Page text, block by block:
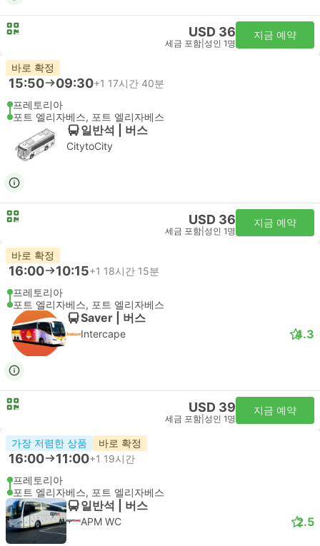
USD 36
세금 포함 성인 1명
지금 예약
바로 확정
15:50 09:30+1 17시간 40분
프레토리아
포트 엘리자베스, 포트 엘리자베스
일반석 | 버스
CitytoCity
USD 36
세금 포함 성인 1명
지금 예약
바로 확정
16:00 10:15+1 18시간 15분
프레토리아
포트 엘리자베스, 포트 엘리자베스
Saver | 버스
Intercape 4.3
USD 39
세금 포함 성인 1명
지금 예약
가장 저렴한 상품 바로 확정
16:00 11:00+1 19시간
프레토리아
포트 엘리자베스, 포트 엘리자베스
일반석 | 버스
APM WC 2.5